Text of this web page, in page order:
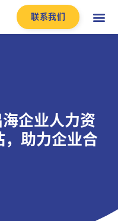
联系我们
企业人力资
助力企业合